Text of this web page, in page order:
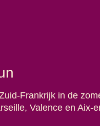
Frankrijk in de
Valence en Aix-